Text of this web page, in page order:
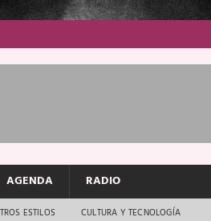
AGENDA RADIO
ESTILOS CULTURA Y TECNOLOGÍA